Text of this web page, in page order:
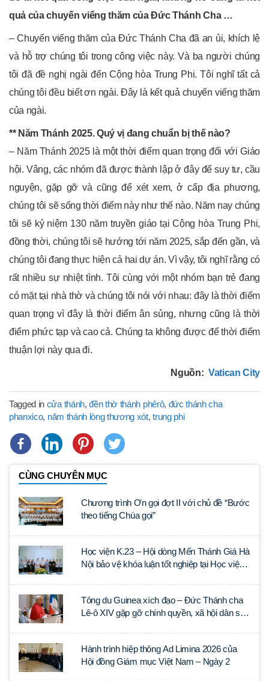
quả của chuyến viếng thăm của Đức Thánh Cha …
– Chuyến viếng thăm của Đức Thánh Cha đã an ủi, khích lệ
và hỗ trợ chúng tôi trong công việc này. Và ba người chúng
tôi đã đề nghị ngài đến Cộng hòa Trung Phi. Tôi nghĩ tất cả
chúng tôi đều biết ơn ngài. Đây là kết quả chuyến viếng thăm
của ngài.
** Năm Thánh 2025. Quý vị đang chuẩn bị thế nào?
– Năm Thánh 2025 là một thời điểm quan trọng đối với Giáo
hội. Vâng, các nhóm đã được thành lập ở đây để suy tư, cầu
nguyện, gặp gỡ và cũng để xét xem, ở cấp địa phương,
chúng tôi sẽ sống thời điểm này như thế nào. Năm nay chúng
tôi sẽ kỷ niệm 130 năm truyền giáo tại Cộng hòa Trung Phi,
đồng thời, chúng tôi sẽ hướng tới năm 2025, sắp đến gần, và
chúng tôi đang thực hiện cả hai dự án. Vì vậy, tôi nghĩ rằng có
rất nhiều sự nhiệt tình. Tôi cùng với một nhóm bạn trẻ đang
có mặt tại nhà thờ và chúng tôi nói với nhau: đây là thời điểm
quan trọng vì đây là thời điểm ân sủng, nhưng cũng là thời
điểm phức tạp và cao cả. Chúng ta không được để thời điểm
thuận lợi này qua đi.
Nguồn: Vatican City
Tagged in cửa thánh,đền thờ thánh phêrô, đức thánh cha
phanxico, năm thánh lòng thương xót,trung phi
CÙNG CHUYÊN MỤC
Chương trình Ơn gọi đợt II với chủ đề “Bước
theo tiếng Chúa gọi”
Học viện K.23 – Hội dòng Mến Thánh Giá Hà
Nội bảo vệ khóa luận tốt nghiệp tại Học viện
Tông du Guinea xích đạo – Đức Thánh cha
Lê-ô XIV gặp gỡ chính quyền, xã hội dân sự
Hành trình hiệp thông Ad Limina 2026 của
Hội đồng Giám mục Việt Nam – Ngày 2